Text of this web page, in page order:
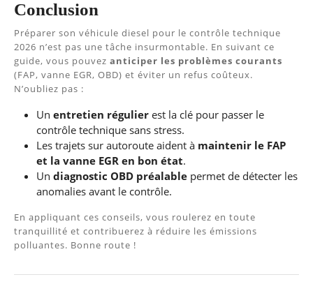
Conclusion
Préparer son véhicule diesel pour le contrôle technique
2026 n’est pas une tâche insurmontable. En suivant ce
guide, vous pouvez anticiper les problèmes courants
(FAP, vanne EGR, OBD) et éviter un refus coûteux.
N’oubliez pas :
Un entretien régulier est la clé pour passer le
contrôle technique sans stress.
Les trajets sur autoroute aident à maintenir le FAP
et la vanne EGR en bon état.
Un diagnostic OBD préalable permet de détecter les
anomalies avant le contrôle.
En appliquant ces conseils, vous roulerez en toute
tranquillité et contribuerez à réduire les émissions
polluantes. Bonne route !